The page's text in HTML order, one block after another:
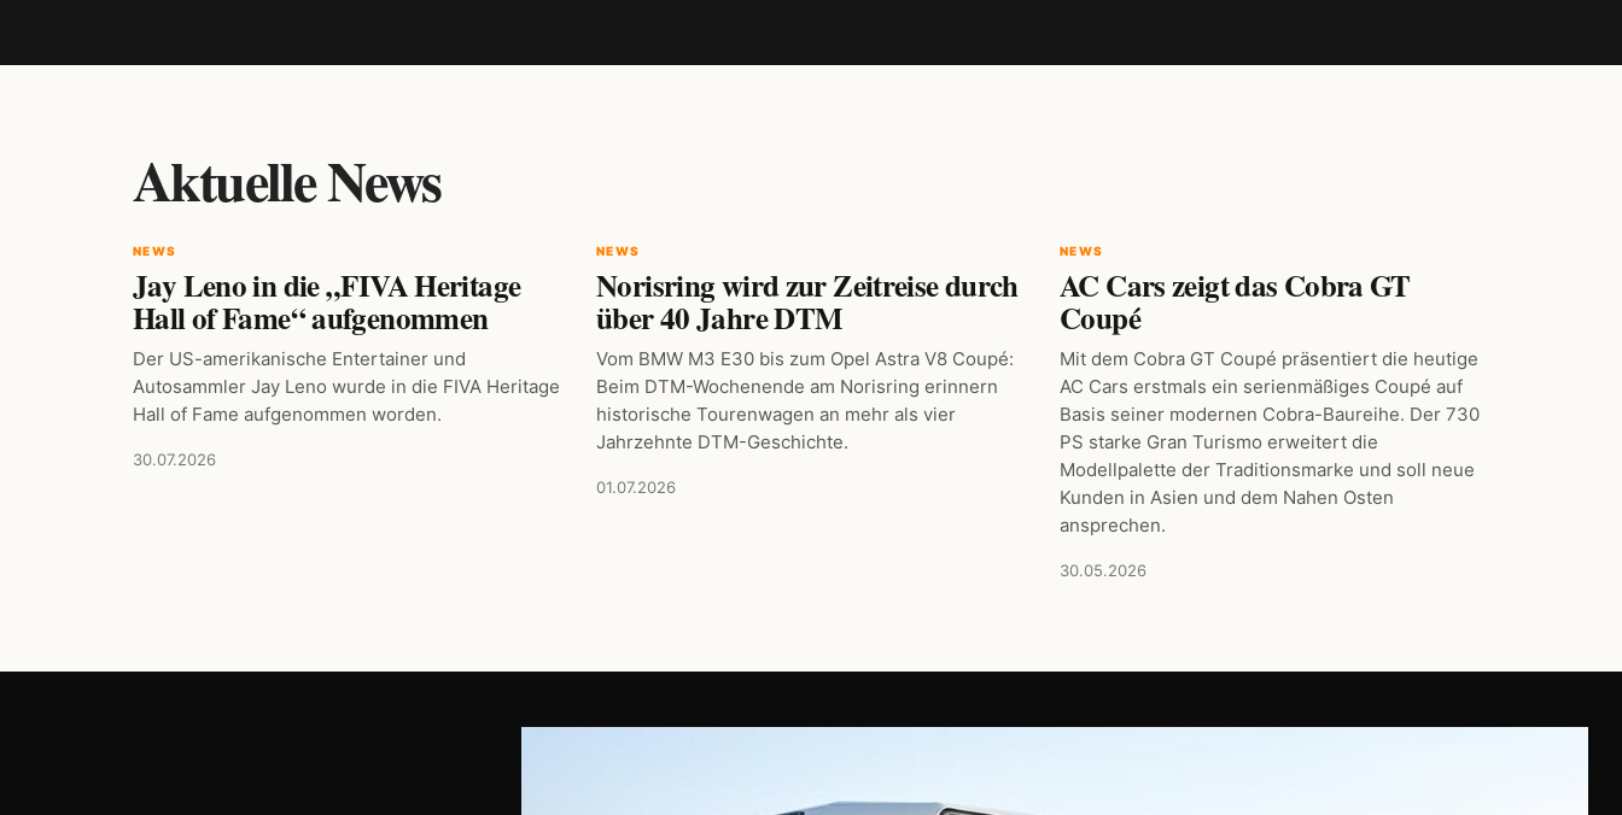
Aktuelle News
NEWS
Jay Leno in die „FIVA Heritage
Hall of Fame“ aufgenommen
Der US-amerikanische Entertainer und
Autosammler Jay Leno wurde in die FIVA Heritage
Hall of Fame aufgenommen worden.
30.07.2026
NEWS
Norisring wird zur Zeitreise durch
über 40 Jahre DTM
Vom BMW M3 E30 bis zum Opel Astra V8 Coupé:
Beim DTM-Wochenende am Norisring erinnern
historische Tourenwagen an mehr als vier
Jahrzehnte DTM-Geschichte.
01.07.2026
NEWS
AC Cars zeigt das Cobra GT
Coupé
Mit dem Cobra GT Coupé präsentiert die heutige
AC Cars erstmals ein serienmäßiges Coupé auf
Basis seiner modernen Cobra-Baureihe. Der 730
PS starke Gran Turismo erweitert die
Modellpalette der Traditionsmarke und soll neue
Kunden in Asien und dem Nahen Osten
ansprechen.
30.05.2026